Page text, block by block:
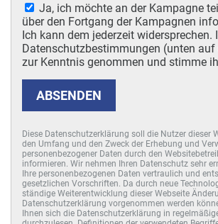
Ja, ich möchte an der Kampagne
über den Fortgang der Kampagnen
Ich kann dem jederzeit widersprechen.
Datenschutzbestimmungen (unten auf
zur Kenntnis genommen und stimme
ABSENDEN
Diese Datenschutzerklärung soll die Nutzer dieser
den Umfang und den Zweck der Erhebung und
personenbezogener Daten durch den
informieren. Wir nehmen Ihren Datenschutz sehr
Ihre personenbezogenen Daten vertraulich und
gesetzlichen Vorschriften. Da durch neue
ständige Weiterentwicklung dieser Webseite
Datenschutzerklärung vorgenommen werden
Ihnen sich die Datenschutzerklärung in